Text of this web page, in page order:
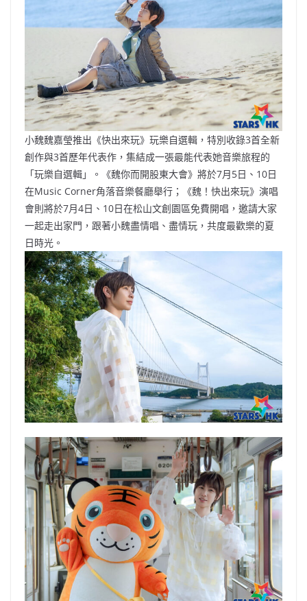
小魏魏嘉瑩推出《快出來玩》玩樂自選輯，特別收錄3首全新
創作與3首歷年代表作，集結成一張最能代表她音樂旅程的
「玩樂自選輯」。《魏你而開股東大會》將於7月5日、10日
在Music Corner角落音樂餐廳舉行；《魏！快出來玩》演唱
會則將於7月4日、10日在松山文創園區免費開唱，邀請大家
一起走出家門，跟著小魏盡情唱、盡情玩，共度最歡樂的夏
日時光。